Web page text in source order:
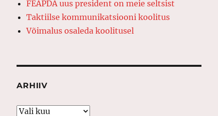
FEAPDA uus president on meie seltsist
Taktiilse kommunikatsiooni koolitus
Võimalus osaleda koolitusel
ARHIIV
Arhiiv